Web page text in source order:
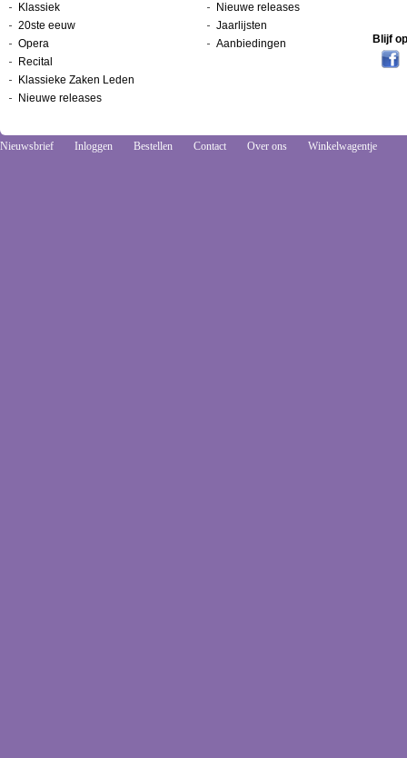
Klassiek
20ste eeuw
Opera
Recital
Klassieke Zaken Leden
Nieuwe releases
Nieuwe releases
Jaarlijsten
Aanbiedingen
Blijf
Nieuwsbrief Inloggen Bestellen Contact Over ons Winkelwagentje